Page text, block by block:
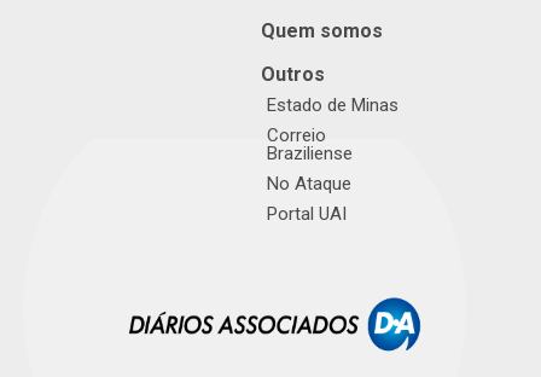
Quem somos
Outros
Estado de Minas
Correio
Braziliense
No Ataque
Portal UAI